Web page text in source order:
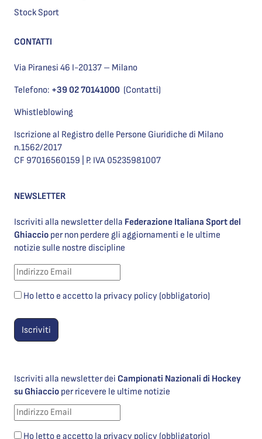
Stock Sport
CONTATTI
Via Piranesi 46 I-20137 – Milano
Telefono: +39 02 70141000 (Contatti)
Whistleblowing
Iscrizione al Registro delle Persone Giuridiche di Milano
n.1562/2017
CF 97016560159 | P. IVA 05235981007
NEWSLETTER
Iscriviti alla newsletter della Federazione Italiana Sport del
Ghiaccio per non perdere gli aggiornamenti e le ultime
notizie sulle nostre discipline
Ho letto e accetto la privacy policy (obbligatorio)
Iscriviti alla newsletter dei Campionati Nazionali di Hockey
su Ghiaccio per ricevere le ultime notizie
Ho letto e accetto la privacy policy (obbligatorio)